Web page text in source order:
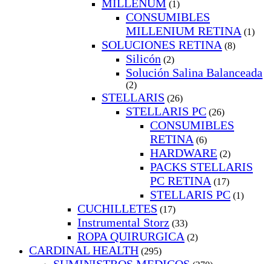
MILLENUM (1)
CONSUMIBLES
MILLENIUM RETINA (1)
SOLUCIONES RETINA (8)
Silicón (2)
Solución Salina Balanceada
(2)
STELLARIS (26)
STELLARIS PC (26)
CONSUMIBLES
RETINA (6)
HARDWARE (2)
PACKS STELLARIS
PC RETINA (17)
STELLARIS PC (1)
CUCHILLETES (17)
Instrumental Storz (33)
ROPA QUIRURGICA (2)
CARDINAL HEALTH (295)